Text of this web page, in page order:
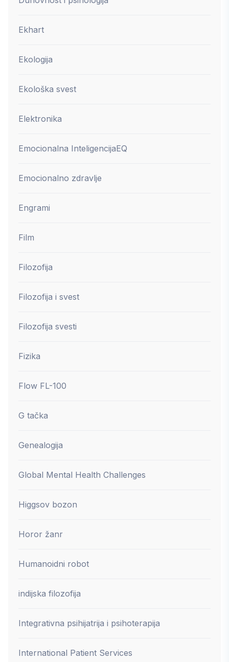
Ekhart
Ekologija
Ekološka svest
Elektronika
Emocionalna InteligencijaEQ
Emocionalno zdravlje
Engrami
Film
Filozofija
Filozofija i svest
Filozofija svesti
Fizika
Flow FL-100
G tačka
Genealogija
Global Mental Health Challenges
Higgsov bozon
Horor žanr
Humanoidni robot
indijska filozofija
Integrativna psihijatrija i psihoterapija
International Patient Services